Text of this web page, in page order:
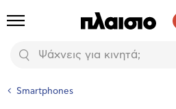
Προϊόντα
Αναζήτηση
Smartphones